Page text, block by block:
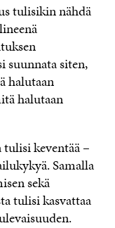
tulisikin nähdä
suunnata siten,
halutaan
halutaan
keventää –
Samalla
sekä
tulisi kasvattaa